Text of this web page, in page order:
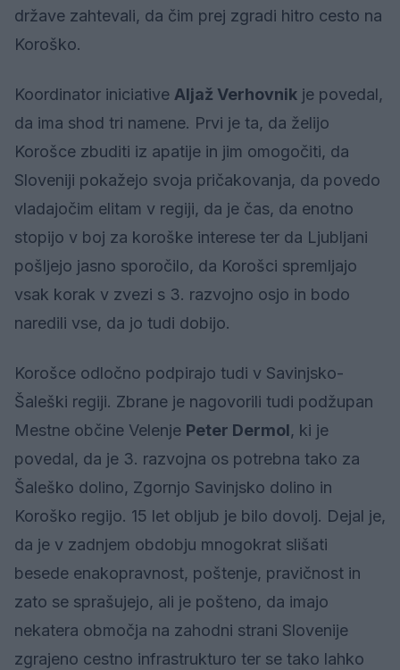
države zahtevali, da čim prej zgradi hitro cesto na
Koroško.
Koordinator iniciative Aljaž Verhovnik je povedal,
da ima shod tri namene. Prvi je ta, da želijo
Korošce zbuditi iz apatije in jim omogočiti, da
Sloveniji pokažejo svoja pričakovanja, da povedo
vladajočim elitam v regiji, da je čas, da enotno
stopijo v boj za koroške interese ter da Ljubljani
pošljejo jasno sporočilo, da Korošci spremljajo
vsak korak v zvezi s 3. razvojno osjo in bodo
naredili vse, da jo tudi dobijo.
Korošce odločno podpirajo tudi v Savinjsko-
Šaleški regiji. Zbrane je nagovorili tudi podžupan
Mestne občine Velenje Peter Dermol, ki je
povedal, da je 3. razvojna os potrebna tako za
Šaleško dolino, Zgornjo Savinjsko dolino in
Koroško regijo. 15 let obljub je bilo dovolj. Dejal je,
da je v zadnjem obdobju mnogokrat slišati
besede enakopravnost, poštenje, pravičnost in
zato se sprašujejo, ali je pošteno, da imajo
nekatera območja na zahodni strani Slovenije
zgrajeno cestno infrastrukturo ter se tako lahko